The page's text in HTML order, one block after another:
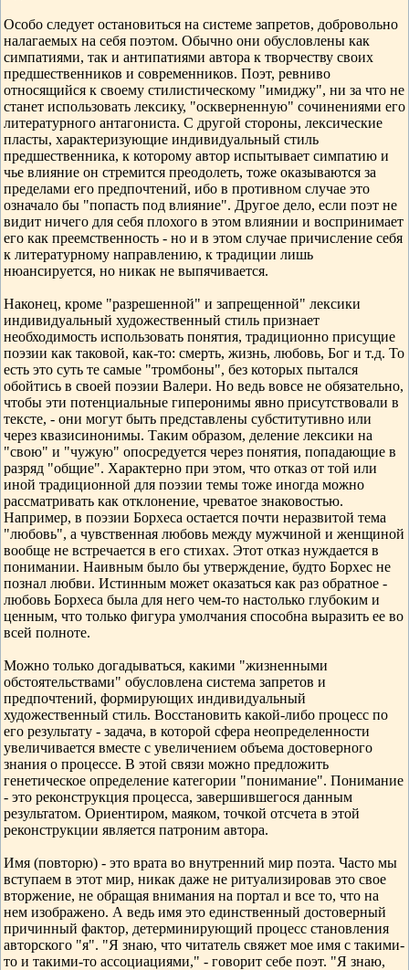
Особо следует остановиться на системе запретов, добровольно
налагаемых на себя поэтом. Обычно они обусловлены как
симпатиями, так и антипатиями автора к творчеству своих
предшественников и современников. Поэт, ревниво
относящийся к своему стилистическому "имиджу", ни за что не
станет использовать лексику, "оскверненную" сочинениями его
литературного антагониста. С другой стороны, лексические
пласты, характеризующие индивидуальный стиль
предшественника, к которому автор испытывает симпатию и
чье влияние он стремится преодолеть, тоже оказываются за
пределами его предпочтений, ибо в противном случае это
означало бы "попасть под влияние". Другое дело, если поэт не
видит ничего для себя плохого в этом влиянии и воспринимает
его как преемственность - но и в этом случае причисление себя
к литературному направлению, к традиции лишь
нюансируется, но никак не выпячивается.
Наконец, кроме "разрешенной" и запрещенной" лексики
индивидуальный художественный стиль признает
необходимость использовать понятия, традиционно присущие
поэзии как таковой, как-то: смерть, жизнь, любовь, Бог и т.д. То
есть это суть те самые "тромбоны", без которых пытался
обойтись в своей поэзии Валери. Но ведь вовсе не обязательно,
чтобы эти потенциальные гиперонимы явно присутствовали в
тексте, - они могут быть представлены субститутивно или
через квазисинонимы. Таким образом, деление лексики на
"свою" и "чужую" опосредуется через понятия, попадающие в
разряд "общие". Характерно при этом, что отказ от той или
иной традиционной для поэзии темы тоже иногда можно
рассматривать как отклонение, чреватое знаковостью.
Например, в поэзии Борхеса остается почти неразвитой тема
"любовь", а чувственная любовь между мужчиной и женщиной
вообще не встречается в его стихах. Этот отказ нуждается в
понимании. Наивным было бы утверждение, будто Борхес не
познал любви. Истинным может оказаться как раз обратное -
любовь Борхеса была для него чем-то настолько глубоким и
ценным, что только фигура умолчания способна выразить ее во
всей полноте.
Можно только догадываться, какими "жизненными
обстоятельствами" обусловлена система запретов и
предпочтений, формирующих индивидуальный
художественный стиль. Восстановить какой-либо процесс по
его результату - задача, в которой сфера неопределенности
увеличивается вместе с увеличением объема достоверного
знания о процессе. В этой связи можно предложить
генетическое определение категории "понимание". Понимание
- это реконструкция процесса, завершившегося данным
результатом. Ориентиром, маяком, точкой отсчета в этой
реконструкции является патроним автора.
Имя (повторю) - это врата во внутренний мир поэта. Часто мы
вступаем в этот мир, никак даже не ритуализировав это свое
вторжение, не обращая внимания на портал и все то, что на
нем изображено. А ведь имя это единственный достоверный
причинный фактор, детерминирующий процесс становления
авторского "я". "Я знаю, что читатель свяжет мое имя с такими-
то и такими-то ассоциациями," - говорит себе поэт. "Я знаю,